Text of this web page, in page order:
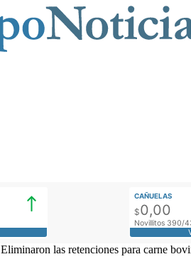
CAÑUELAS
$0,00
Novillitos 390/
Eliminaron las retenciones para carne